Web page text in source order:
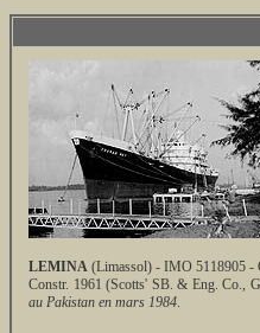
LEMINA (Limassol) - IMO 5118905 -
Constr. 1961 (Scotts' SB. & Eng. Co.,
au Pakistan en mars 1984.